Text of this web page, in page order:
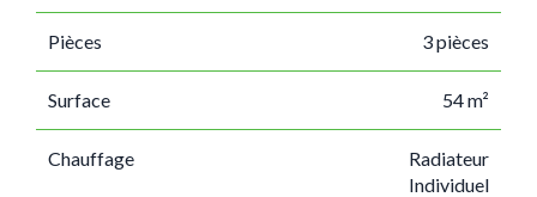
Pièces 3 pièces
Surface 54 m²
Chauffage
Radiateur
Individuel